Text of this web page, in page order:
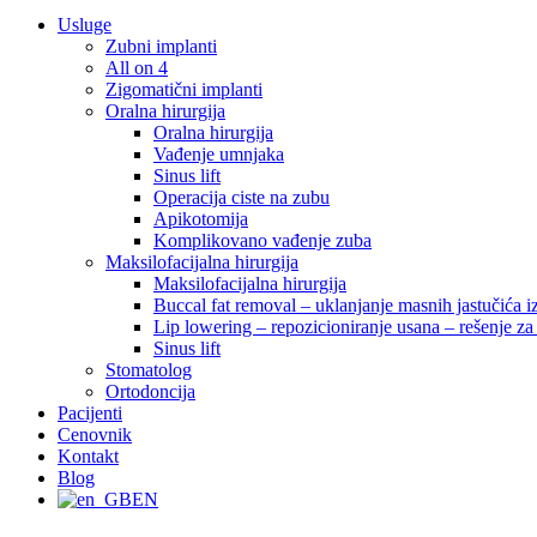
Usluge
Zubni implanti
All on 4
Zigomatični implanti
Oralna hirurgija
Oralna hirurgija
Vađenje umnjaka
Sinus lift
Operacija ciste na zubu
Apikotomija
Komplikovano vađenje zuba
Maksilofacijalna hirurgija
Maksilofacijalna hirurgija
Buccal fat removal – uklanjanje masnih jastučića
Lip lowering – repozicioniranje usana – rešenje
Sinus lift
Stomatolog
Ortodoncija
Pacijenti
Cenovnik
Kontakt
Blog
EN